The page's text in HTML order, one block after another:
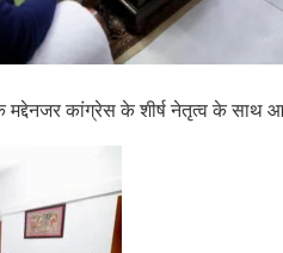
मद्देनजर कांग्रेस के शीर्ष नेतृत्व के